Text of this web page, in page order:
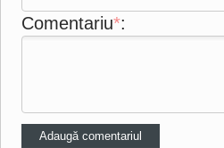
Comentariu*: